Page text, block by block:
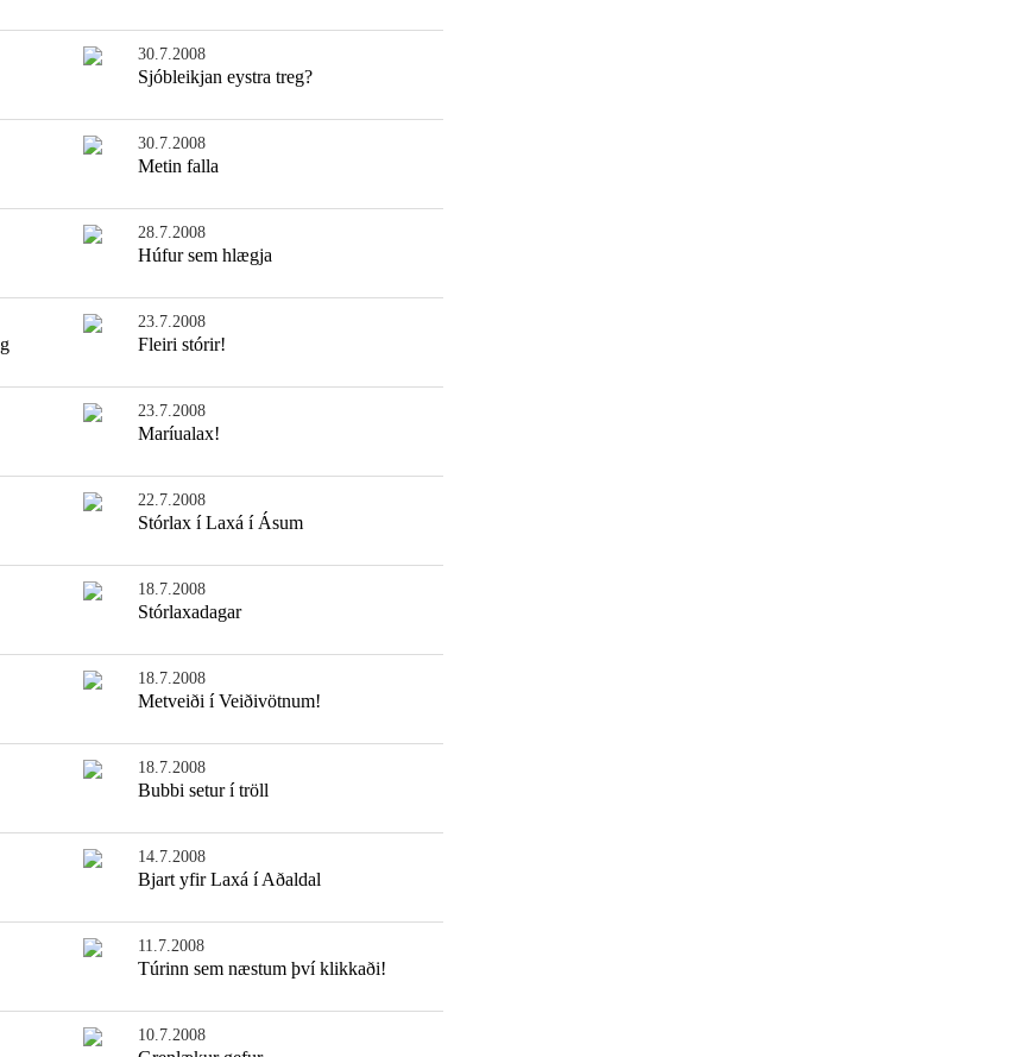
30.7.2008
Sjóbleikjan eystra treg?
30.7.2008
Metin falla
28.7.2008
Húfur sem hlægja
23.7.2008
Fleiri stórir!
23.7.2008
Maríualax!
22.7.2008
Stórlax í Laxá í Ásum
18.7.2008
Stórlaxadagar
18.7.2008
Metveiði í Veiðivötnum!
18.7.2008
Bubbi setur í tröll
14.7.2008
Bjart yfir Laxá í Aðaldal
11.7.2008
Túrinn sem næstum því klikkaði!
10.7.2008